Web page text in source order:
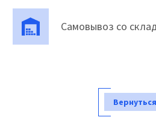
Самовывоз со
Вернуться